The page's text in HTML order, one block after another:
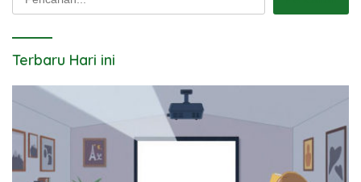
Terbaru Hari ini